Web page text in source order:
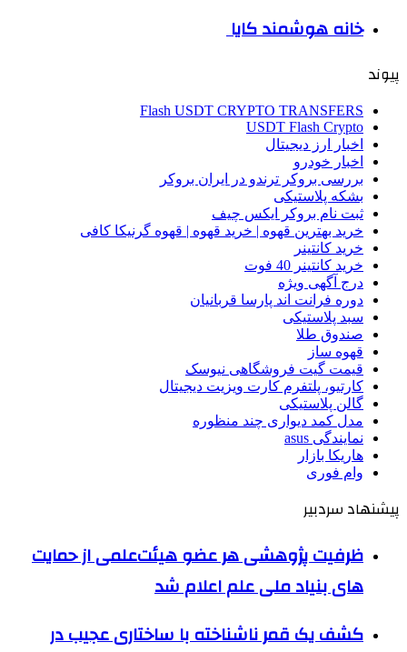
خانه هوشمند کایا
پیوند
Flash USDT CRYPTO TRANSFERS
USDT Flash Crypto
اخبار ارز دیجیتال
اخبار خودرو
بررسی بروکر ترندو در ایران بروکر
بشکه پلاستیکی
ثبت نام بروکر ایکس چیف
خرید بهترین قهوه | خرید قهوه | قهوه گرنیکا کافی
خرید کانتینر
خرید کانتینر 40 فوت
درج آگهی ویژه
دوره فرانت اند پارسا قربانیان
سبد پلاستیکی
صندوق طلا
قهوه ساز
قیمت گیت فروشگاهی نیوسک
کارتیو، پلتفرم کارت ویزیت دیجیتال
گالن پلاستیکی
مدل کمد دیواری چند منظوره
نمایندگی asus
هاریکا بازار
وام فوری
پیشنهاد سردبیر
ظرفیت پژوهشی هر عضو هیئت‌علمی از حمایت
های بنیاد ملی علم اعلام شد
کشف یک قمر ناشناخته با ساختاری عجیب در